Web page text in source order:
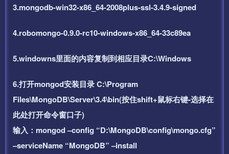
3.mongodb-win32-x86_64-2008plus-ssl-3.4.9-signed
4.robomongo-0.9.0-rc10-windows-x86_64-33c89ea
5.windowns里面的内容复制到相应目录C:\Windows
6.打开mongod安装目录 C:\Program
Files\MongoDB\Server\3.4\bin(按住shift+鼠标右键-选择在
此处打开命令窗口子)
输入：mongod –config “D:\MongoDB\config\mongo.cfg”
–serviceName “MongoDB” –install